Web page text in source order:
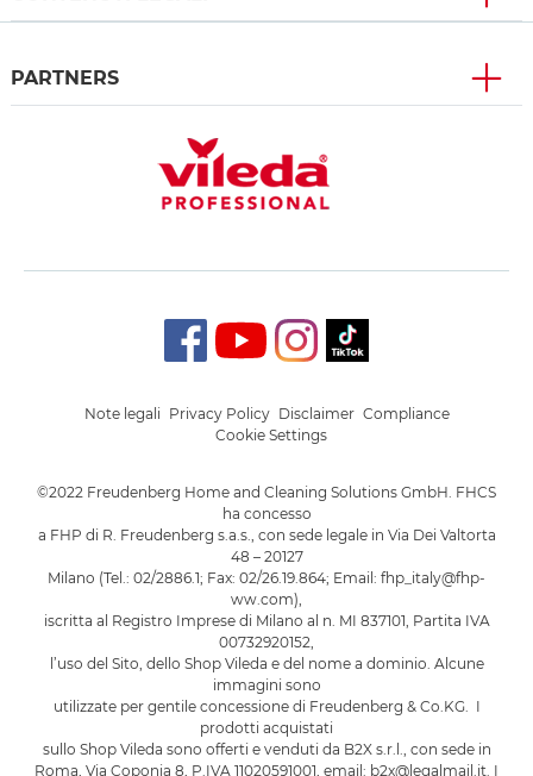
PARTNERS
©2022 Freudenberg Home and Cleaning Solutions GmbH. FHCS
ha concesso
a FHP di R. Freudenberg s.a.s., con sede legale in Via Dei Valtorta
48 – 20127
Milano (Tel.: 02/2886.1; Fax: 02/26.19.864; Email: fhp_italy@fhp-
ww.com),
iscritta al Registro Imprese di Milano al n. MI 837101, Partita IVA
00732920152,
l’uso del Sito, dello Shop Vileda e del nome a dominio. Alcune
immagini sono
utilizzate per gentile concessione di Freudenberg & Co.KG. I
prodotti acquistati
sullo Shop Vileda sono offerti e venduti da B2X s.r.l., con sede in
Roma, Via Coponia 8, P.IVA 11020591001, email: b2x@legalmail.it. I
Note legali Privacy Policy Disclaimer Compliance
Cookie Settings